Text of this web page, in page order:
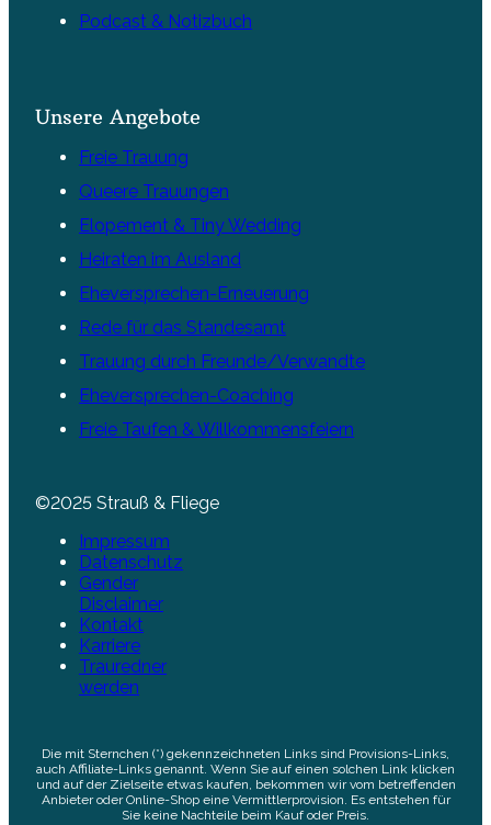
Podcast & Notizbuch
Unsere Angebote
Freie Trauung
Queere Trauungen
Elopement & Tiny Wedding
Heiraten im Ausland
Eheversprechen-Erneuerung
Rede für das Standesamt
Trauung durch Freunde/Verwandte
Eheversprechen-Coaching
Freie Taufen & Willkommensfeiern
©2025 Strauß & Fliege
Impressum
Datenschutz
Gender
Disclaimer
Kontakt
Karriere
Trauredner
werden
Die mit Sternchen (*) gekennzeichneten Links sind Provisions-Links,
auch Affiliate-Links genannt. Wenn Sie auf einen solchen Link klicken
und auf der Zielseite etwas kaufen, bekommen wir vom betreffenden
Anbieter oder Online-Shop eine Vermittlerprovision. Es entstehen für
Sie keine Nachteile beim Kauf oder Preis.